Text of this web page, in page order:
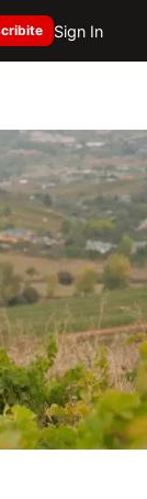
Sign In